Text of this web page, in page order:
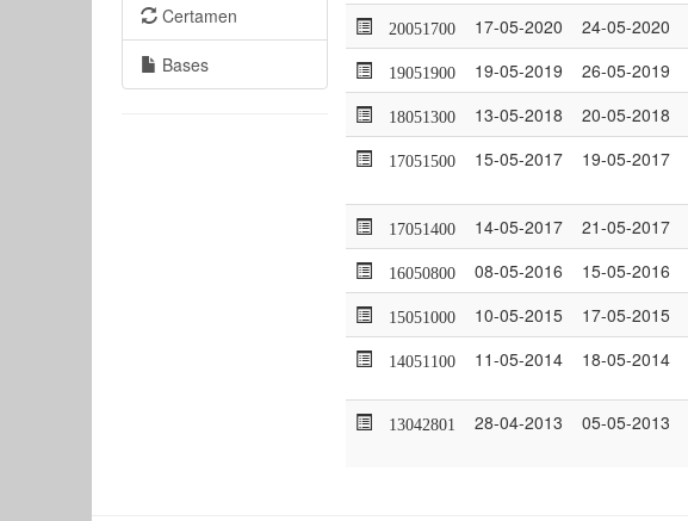
Certamen
Bases
20051700 17-05-2020 24-05-2020
19051900 19-05-2019 26-05-2019
18051300 13-05-2018 20-05-2018
17051500 15-05-2017 19-05-2017
17051400 14-05-2017 21-05-2017
16050800 08-05-2016 15-05-2016
15051000 10-05-2015 17-05-2015
14051100 11-05-2014 18-05-2014
13042801 28-04-2013 05-05-2013